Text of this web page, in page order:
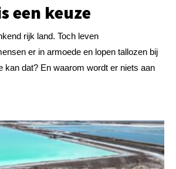
een keuze
rijk land. Toch leven
er in armoede en lopen tallozen bij
kan dat? En waarom wordt er niets aan